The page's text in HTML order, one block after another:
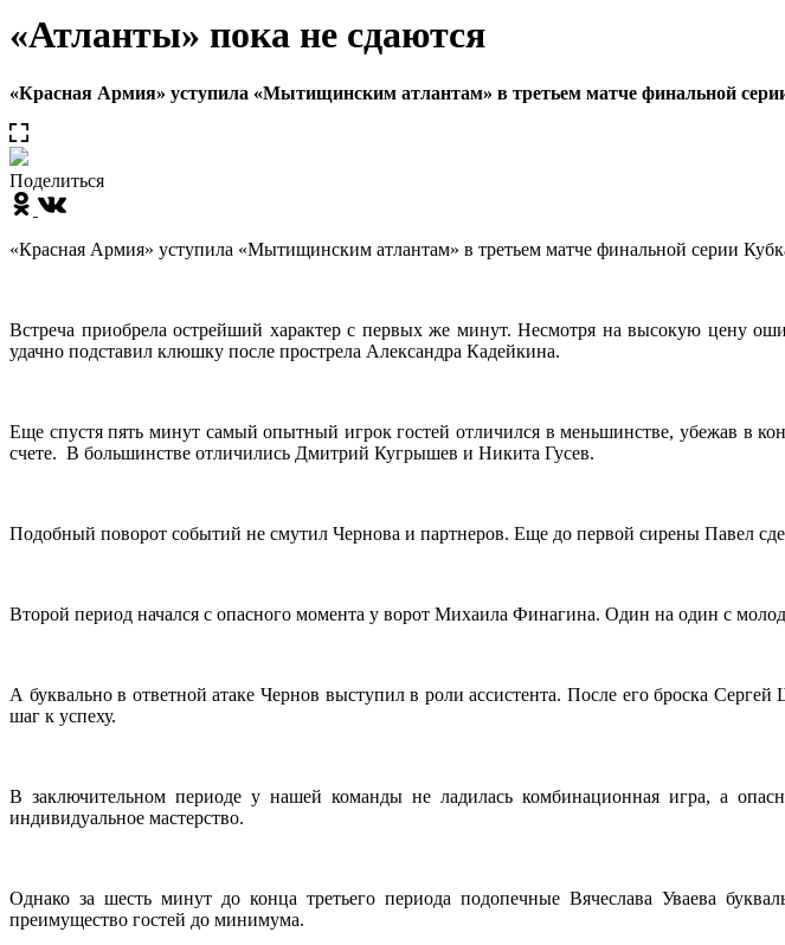
«Атланты» пока не сдаются
«Красная Армия» уступила «Мытищинским атлантам» в третьем матче финальной
Поделиться
«Красная Армия» уступила «Мытищинским атлантам» в третьем матче финальной серии
Встреча приобрела острейший характер с первых же минут. Несмотря на высокую цену
удачно подставил клюшку после прострела Александра Кадейкина.
Еще спустя пять минут самый опытный игрок гостей отличился в меньшинстве, убежав в
счете. В большинстве отличились Дмитрий Кугрышев и Никита Гусев.
Подобный поворот событий не смутил Чернова и партнеров. Еще до первой сирены Павел
Второй период начался с опасного момента у ворот Михаила Финагина. Один на один с
А буквально в ответной атаке Чернов выступил в роли ассистента. После его броска
шаг к успеху.
В заключительном периоде у нашей команды не ладилась комбинационная игра, а
индивидуальное мастерство.
Однако за шесть минут до конца третьего периода подопечные Вячеслава Уваева
преимущество гостей до минимума.